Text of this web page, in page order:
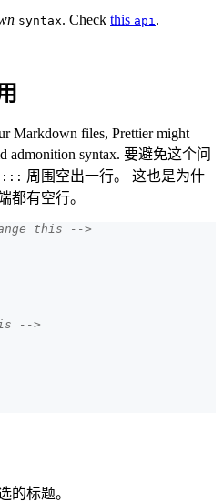
syntax. Check this api .
Markdown files, Prettier might
admonition syntax. 要避免这个问
::: 周围空出一行。 这也是为什
都有空行。
this -->
-->
的标题。